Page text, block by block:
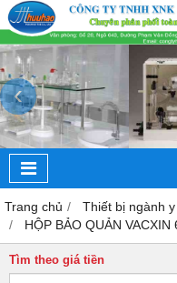
‹
Trang chủ
Thiết bị ngành
HỘP BẢO QUẢN VACXIN
Tìm theo giá tiền